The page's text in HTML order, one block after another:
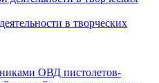
в творческих